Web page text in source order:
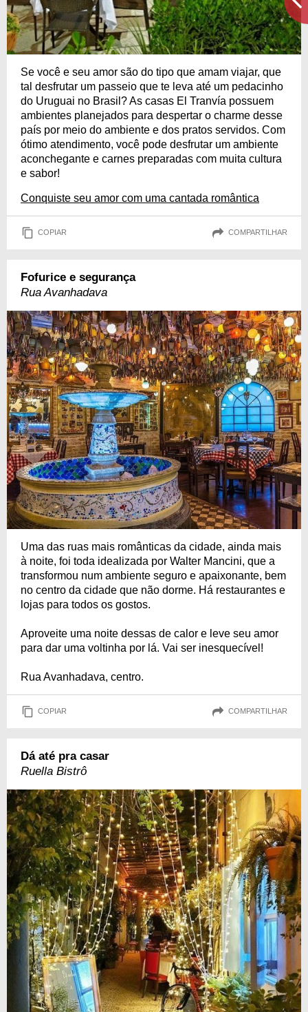
Se você e seu amor são do tipo que amam viajar, que
tal desfrutar um passeio que te leva até um pedacinho
do Uruguai no Brasil? As casas El Tranvía possuem
ambientes planejados para despertar o charme desse
país por meio do ambiente e dos pratos servidos. Com
ótimo atendimento, você pode desfrutar um ambiente
aconchegante e carnes preparadas com muita cultura
e sabor!
Conquiste seu amor com uma cantada romântica
COPIAR COMPARTILHAR
Fofurice e segurança
Rua Avanhadava
Uma das ruas mais românticas da cidade, ainda mais
à noite, foi toda idealizada por Walter Mancini, que a
transformou num ambiente seguro e apaixonante, bem
no centro da cidade que não dorme. Há restaurantes e
lojas para todos os gostos.
Aproveite uma noite dessas de calor e leve seu amor
para dar uma voltinha por lá. Vai ser inesquecível!
Rua Avanhadava, centro.
COPIAR COMPARTILHAR
Dá até pra casar
Ruella Bistrô